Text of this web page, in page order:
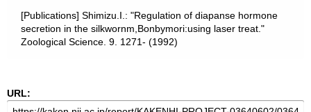
[Publications] Shimizu.I.: "Regulation of diapanse hormone
secretion in the silkwornm,Bonbymori:using laser treat."
Zoological Science. 9. 1271- (1992)
URL: